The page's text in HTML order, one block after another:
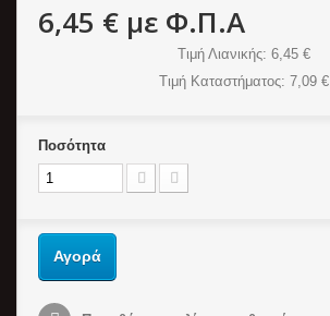
6,45 € με Φ.Π.Α
Τιμή Λιανικής: 6,45 €
Τιμή Καταστήματος: 7,09 €
Ποσότητα
Αγορά